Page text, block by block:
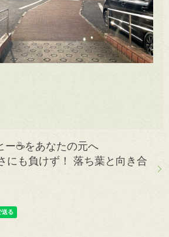
ー☕️をあなたの元へ
にも負けず！ 落ち葉と向き合